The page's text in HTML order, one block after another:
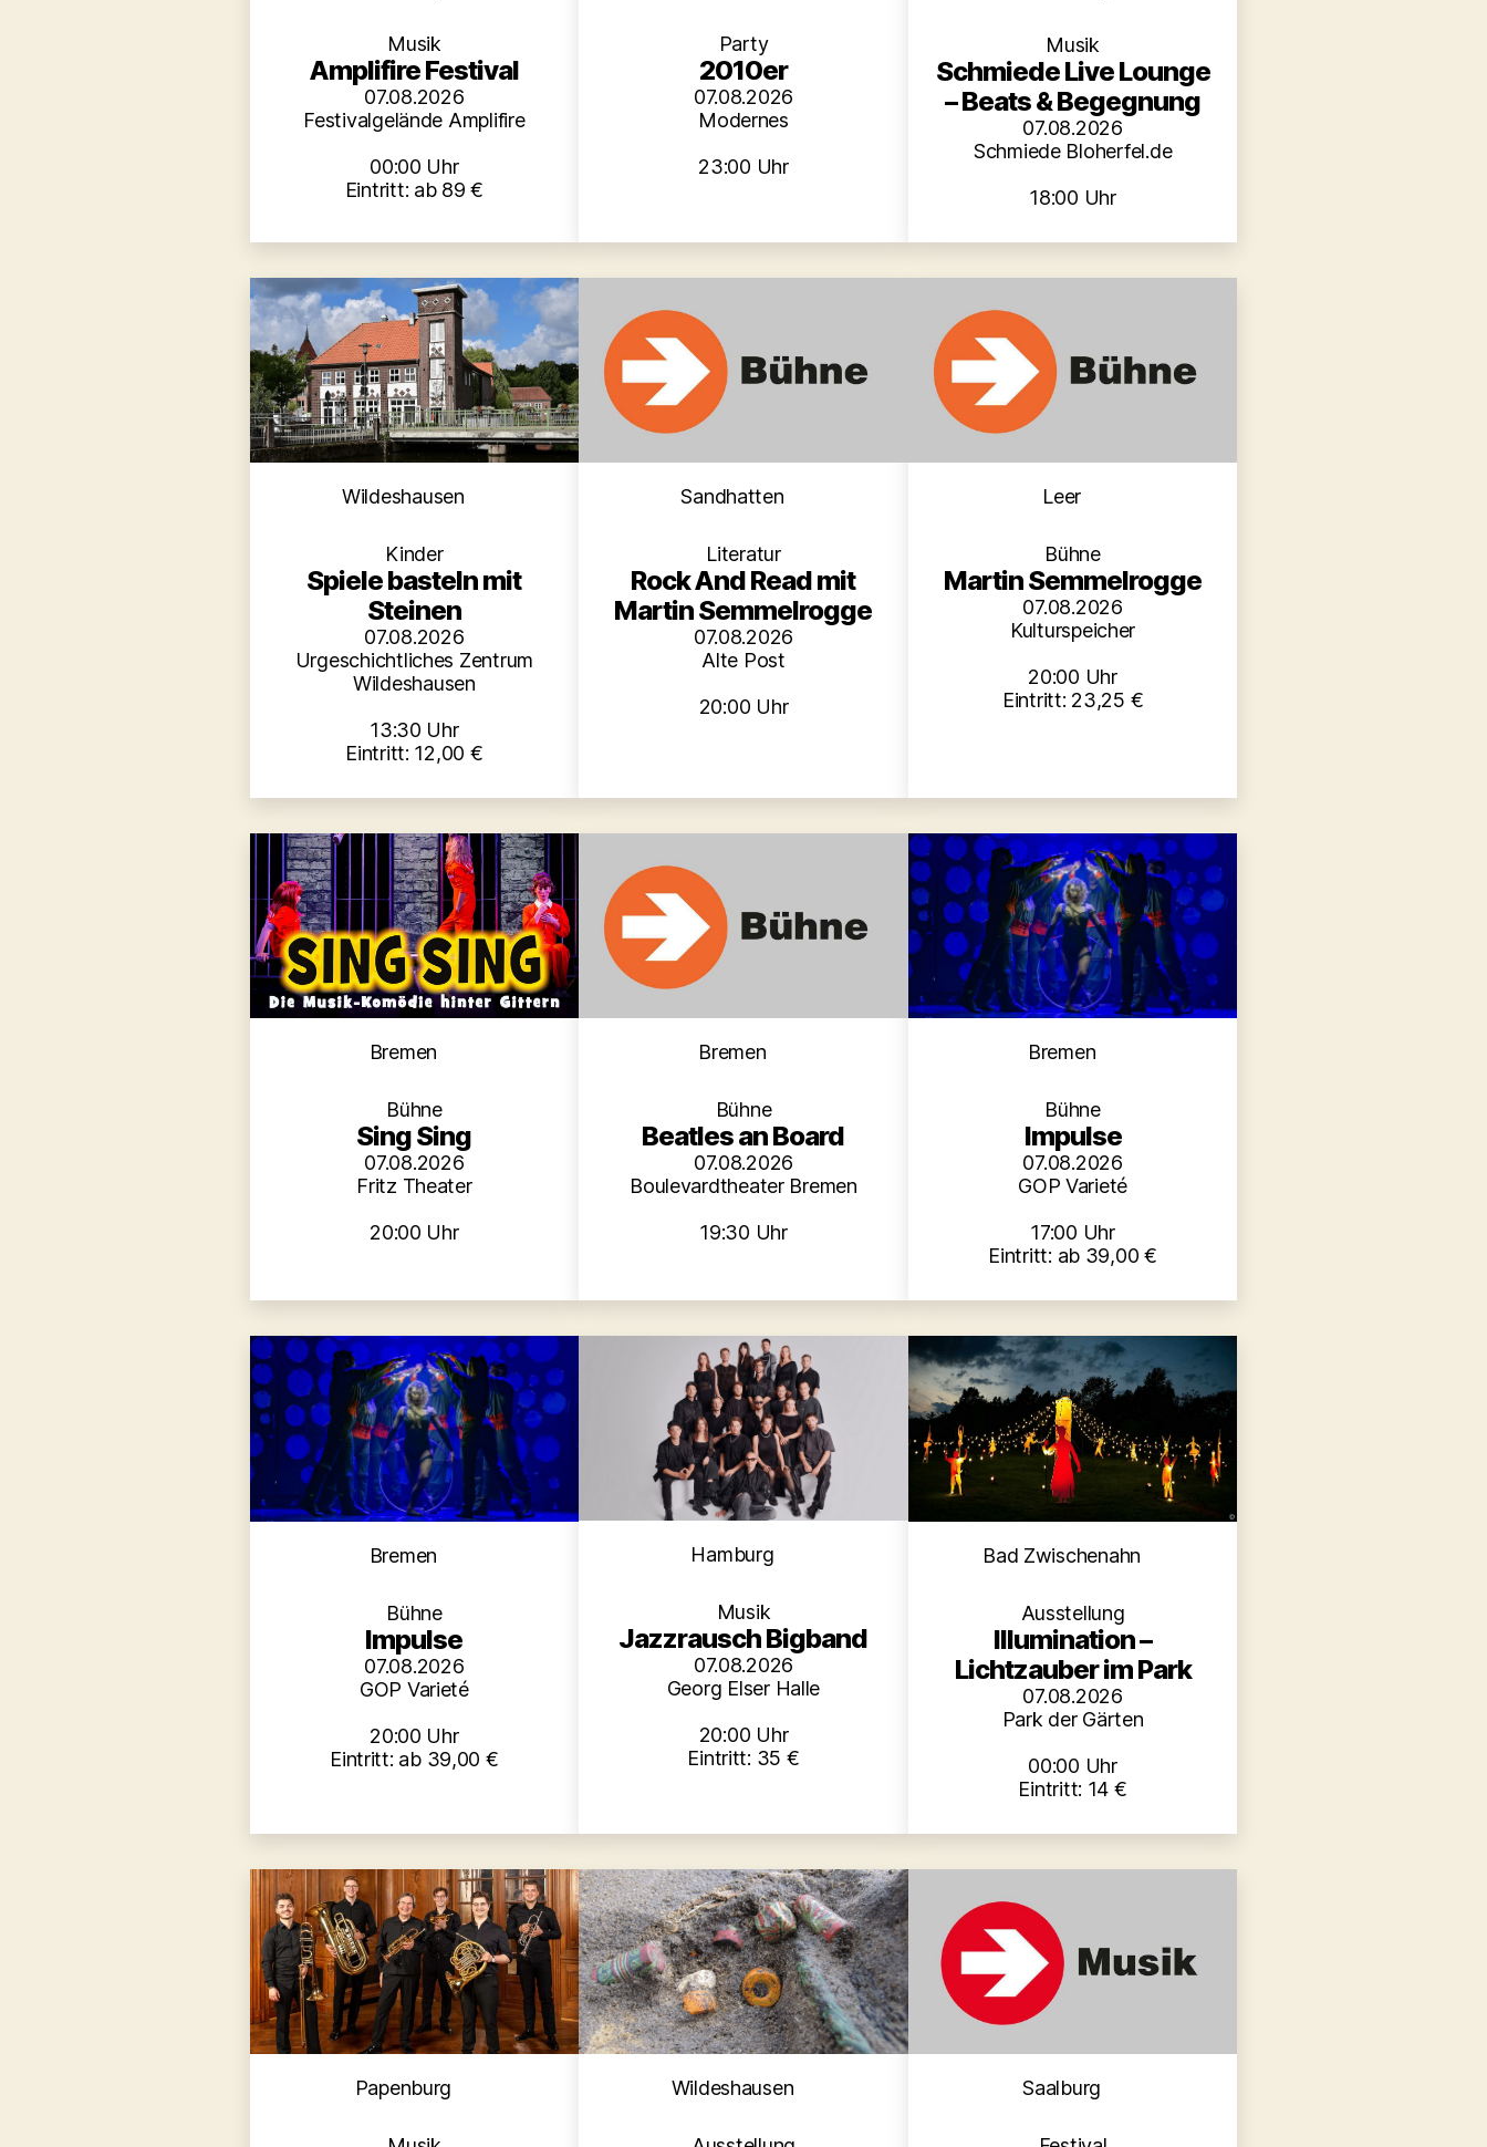
Musik
Amplifire Festival
07.08.2026
Festivalgelände Amplifire
00:00 Uhr
Eintritt: ab 89 €
Party
2010er
07.08.2026
Modernes
23:00 Uhr
Musik
Schmiede Live Lounge
– Beats & Begegnung
07.08.2026
Schmiede Bloherfel.de
18:00 Uhr
Kategorien
Wildeshausen
Kinder
Spiele basteln mit
Steinen
07.08.2026
Urgeschichtliches Zentrum
Wildeshausen
13:30 Uhr
Eintritt: 12,00 €
Kategorien
Sandhatten
Literatur
Rock And Read mit
Martin Semmelrogge
07.08.2026
Alte Post
20:00 Uhr
Kategorien
Leer
Bühne
Martin Semmelrogge
07.08.2026
Kulturspeicher
20:00 Uhr
Eintritt: 23,25 €
Kategorien
Bremen
Bühne
Sing Sing
07.08.2026
Fritz Theater
20:00 Uhr
Kategorien
Bremen
Bühne
Beatles an Board
07.08.2026
Boulevardtheater Bremen
19:30 Uhr
Kategorien
Bremen
Bühne
Impulse
07.08.2026
GOP Varieté
17:00 Uhr
Eintritt: ab 39,00 €
Kategorien
Bremen
Bühne
Impulse
07.08.2026
GOP Varieté
20:00 Uhr
Eintritt: ab 39,00 €
Kategorien
Hamburg
Musik
Jazzrausch Bigband
07.08.2026
Georg Elser Halle
20:00 Uhr
Eintritt: 35 €
Kategorien
Bad Zwischenahn
Ausstellung
Illumination –
Lichtzauber im Park
07.08.2026
Park der Gärten
00:00 Uhr
Eintritt: 14 €
Kategorien
Papenburg Kategorien
Wildeshausen Kategorien
Saalburg